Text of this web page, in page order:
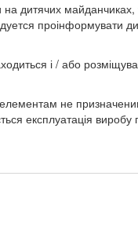
дитячих
проінформувати
і / або
не
експлуатація виробу